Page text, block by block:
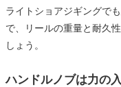
ライトショアジギングで
で、リールの重量と耐久
しょう。
ハンドルノブは力の